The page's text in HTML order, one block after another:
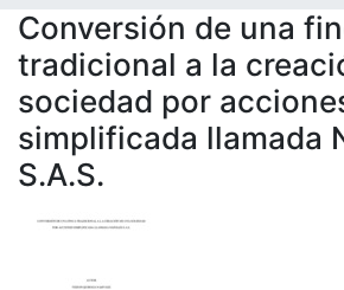
Documents
Conversión de una
tradicional a la
sociedad por
simplificada llamada
S.A.S.